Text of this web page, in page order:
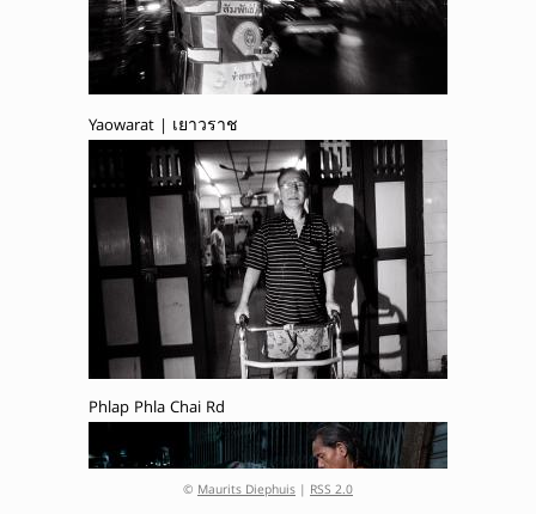
Yaowarat | เยาวราช
Phlap Phla Chai Rd
© Maurits Diephuis | RSS 2.0